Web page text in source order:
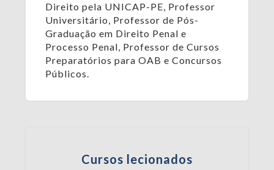
Direito pela UNICAP-PE, Professor
Universitário, Professor de Pós-
Graduação em Direito Penal e
Processo Penal, Professor de Cursos
Preparatórios para OAB e Concursos
Públicos.
Cursos lecionados